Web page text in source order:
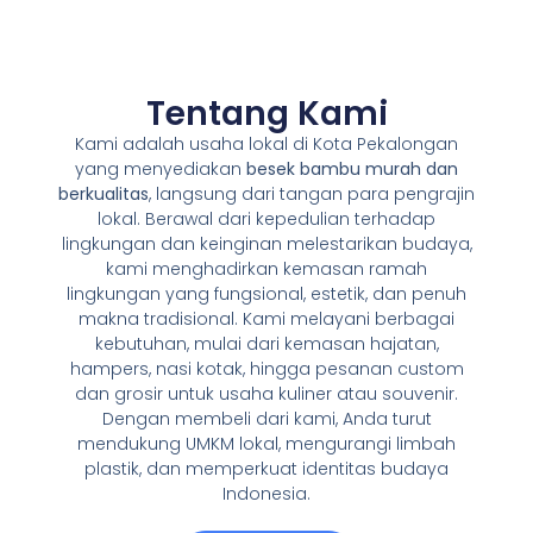
Tentang Kami
Kami adalah usaha lokal di Kota Pekalongan
yang menyediakan besek bambu murah dan
berkualitas, langsung dari tangan para pengrajin
lokal. Berawal dari kepedulian terhadap
lingkungan dan keinginan melestarikan budaya,
kami menghadirkan kemasan ramah
lingkungan yang fungsional, estetik, dan penuh
makna tradisional. Kami melayani berbagai
kebutuhan, mulai dari kemasan hajatan,
hampers, nasi kotak, hingga pesanan custom
dan grosir untuk usaha kuliner atau souvenir.
Dengan membeli dari kami, Anda turut
mendukung UMKM lokal, mengurangi limbah
plastik, dan memperkuat identitas budaya
Indonesia.